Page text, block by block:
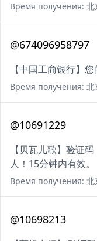
Время получения: 北
@674096958797
【中国工商银行】
Время получения: 北
@10691229
【贝瓦儿歌】验证
人！15分钟内有效。
Время получения: 北
@10698213